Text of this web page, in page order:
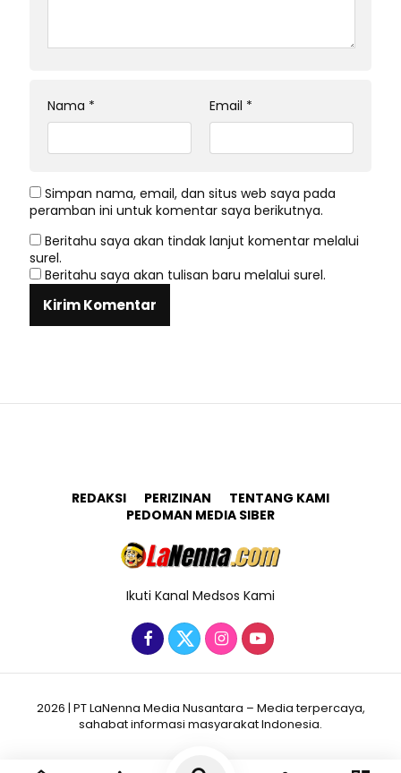
Nama * Email *
Simpan nama, email, dan situs web saya pada
peramban ini untuk komentar saya berikutnya.
Beritahu saya akan tindak lanjut komentar melalui
surel.
Beritahu saya akan tulisan baru melalui surel.
REDAKSI PERIZINAN
TENTANG KAMI
PEDOMAN MEDIA SIBER
Ikuti Kanal Medsos Kami
2026 | PT LaNenna Media Nusantara – Media terpercaya,
sahabat informasi masyarakat Indonesia.